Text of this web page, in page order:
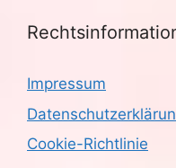
Impressum
Cookie-Richtlinie